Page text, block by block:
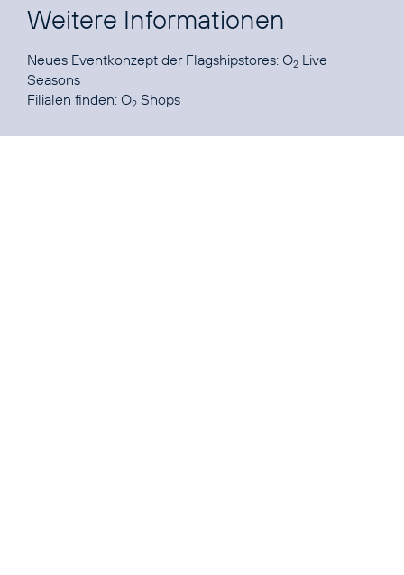
Weitere Informationen
Neues Eventkonzept der Flagshipstores: O2 Live
Seasons
Filialen finden: O2 Shops